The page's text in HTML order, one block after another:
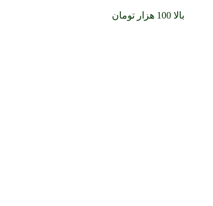
بالا 100 هزار تومان